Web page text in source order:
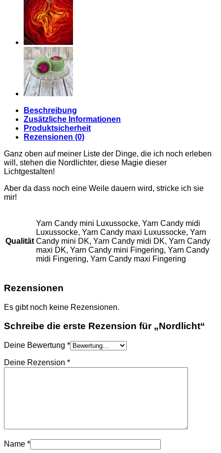
Beschreibung
Zusätzliche Informationen
Produktsicherheit
Rezensionen (0)
Ganz oben auf meiner Liste der Dinge, die ich noch erleben
will, stehen die Nordlichter, diese Magie dieser
Lichtgestalten!
Aber da dass noch eine Weile dauern wird, stricke ich sie
mir!
Qualität
Yarn Candy mini Luxussocke, Yarn Candy midi
Luxussocke, Yarn Candy maxi Luxussocke, Yarn
Candy mini DK, Yarn Candy midi DK, Yarn Candy
maxi DK, Yarn Candy mini Fingering, Yarn Candy
midi Fingering, Yarn Candy maxi Fingering
Rezensionen
Es gibt noch keine Rezensionen.
Schreibe die erste Rezension für „Nordlicht“
Deine Bewertung *
Deine Rezension *
Name *